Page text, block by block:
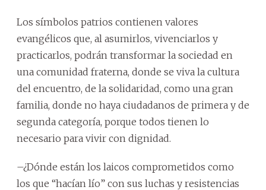
Los símbolos patrios contienen valores
evangélicos que, al asumirlos, vivenciarlos y
practicarlos, podrán transformar la sociedad en
una comunidad fraterna, donde se viva la cultura
del encuentro, de la solidaridad, como una gran
familia, donde no haya ciudadanos de primera y de
segunda categoría, porque todos tienen lo
necesario para vivir con dignidad.
–¿Dónde están los laicos comprometidos como
los que “hacían lío” con sus luchas y resistencias